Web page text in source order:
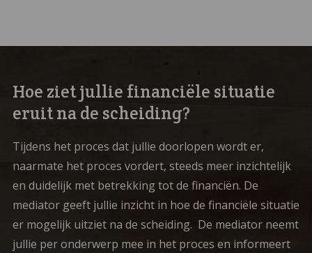
Hoe ziet jullie financiële situatie
eruit na de scheiding?
Tijdens het proces dat jullie doorlopen wordt er,
naarmate het proces vordert, steeds meer inzichtelijk
en duidelijk met betrekking tot de financiën. De
mediator geeft jullie inzicht in hoe de financiële situatie
er mogelijk uitziet na de scheiding. De mediator neemt
jullie per onderwerp mee in het proces en informeert